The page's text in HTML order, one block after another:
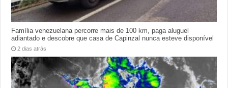
Família venezuelana percorre mais de 100 km, paga aluguel
adiantado e descobre que casa de Capinzal nunca esteve disponível
2 dias atrás